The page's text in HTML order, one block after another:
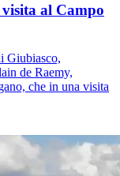
al Campo
Giubiasco,
de Raemy,
che in una visita